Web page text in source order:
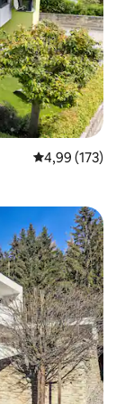
Note
4,99 (173)